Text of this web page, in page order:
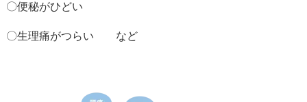
〇便秘がひどい
〇生理痛がつらい など